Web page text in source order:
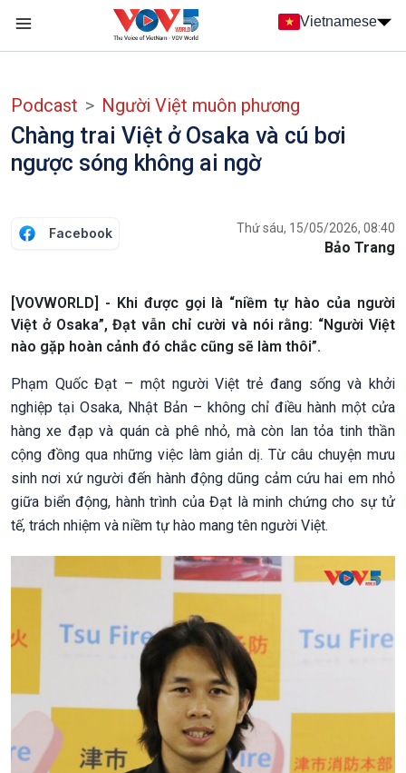
Nhảy đến nội dung
Vietnamese
Podcast Người Việt muôn phương
Chàng trai Việt ở Osaka và cú bơi
ngược sóng không ai ngờ
Facebook Thứ sáu, 15/05/2026, 08:40
Bảo Trang
[VOVWORLD] - Khi được gọi là “niềm tự hào của người
Việt ở Osaka”, Đạt vẫn chỉ cười và nói rằng: “Người Việt
nào gặp hoàn cảnh đó chắc cũng sẽ làm thôi”.
Phạm Quốc Đạt – một người Việt trẻ đang sống và khởi
nghiệp tại Osaka, Nhật Bản – không chỉ điều hành một cửa
hàng xe đạp và quán cà phê nhỏ, mà còn lan tỏa tinh thần
cộng đồng qua những việc làm giản dị. Từ câu chuyện mưu
sinh nơi xứ người đến hành động dũng cảm cứu hai em nhỏ
giữa biển động, hành trình của Đạt là minh chứng cho sự tử
tế, trách nhiệm và niềm tự hào mang tên người Việt.